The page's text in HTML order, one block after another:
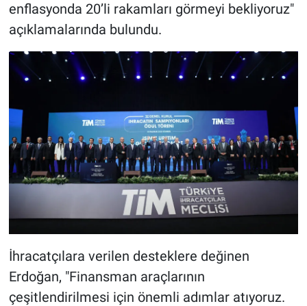
enflasyonda 20’li rakamları görmeyi bekliyoruz"
açıklamalarında bulundu.
İhracatçılara verilen desteklere değinen
Erdoğan, "Finansman araçlarının
çeşitlendirilmesi için önemli adımlar atıyoruz.